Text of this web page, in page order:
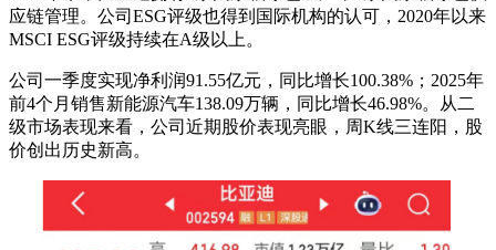
应链管理。公司ESG评级也得到国际机构的认可，2020年以来
MSCI ESG评级持续在A级以上。
公司一季度实现净利润91.55亿元，同比增长100.38%；2025年
前4个月销售新能源汽车138.09万辆，同比增长46.98%。从二
级市场表现来看，公司近期股价表现亮眼，周K线三连阳，股
价创出历史新高。